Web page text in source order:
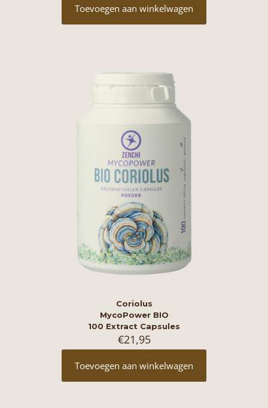
Toevoegen aan winkelwagen
Coriolus
MycoPower BIO
100 Extract Capsules
€21,95
Toevoegen aan winkelwagen